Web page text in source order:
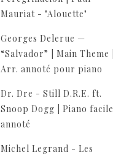
Mauriat - "Alouette"
Georges Delerue —
“Salvador” | Main Theme |
Arr. annoté pour piano
Dr. Dre - Still D.R.E. ft.
Snoop Dogg | Piano facile
annoté
Michel Legrand - Les